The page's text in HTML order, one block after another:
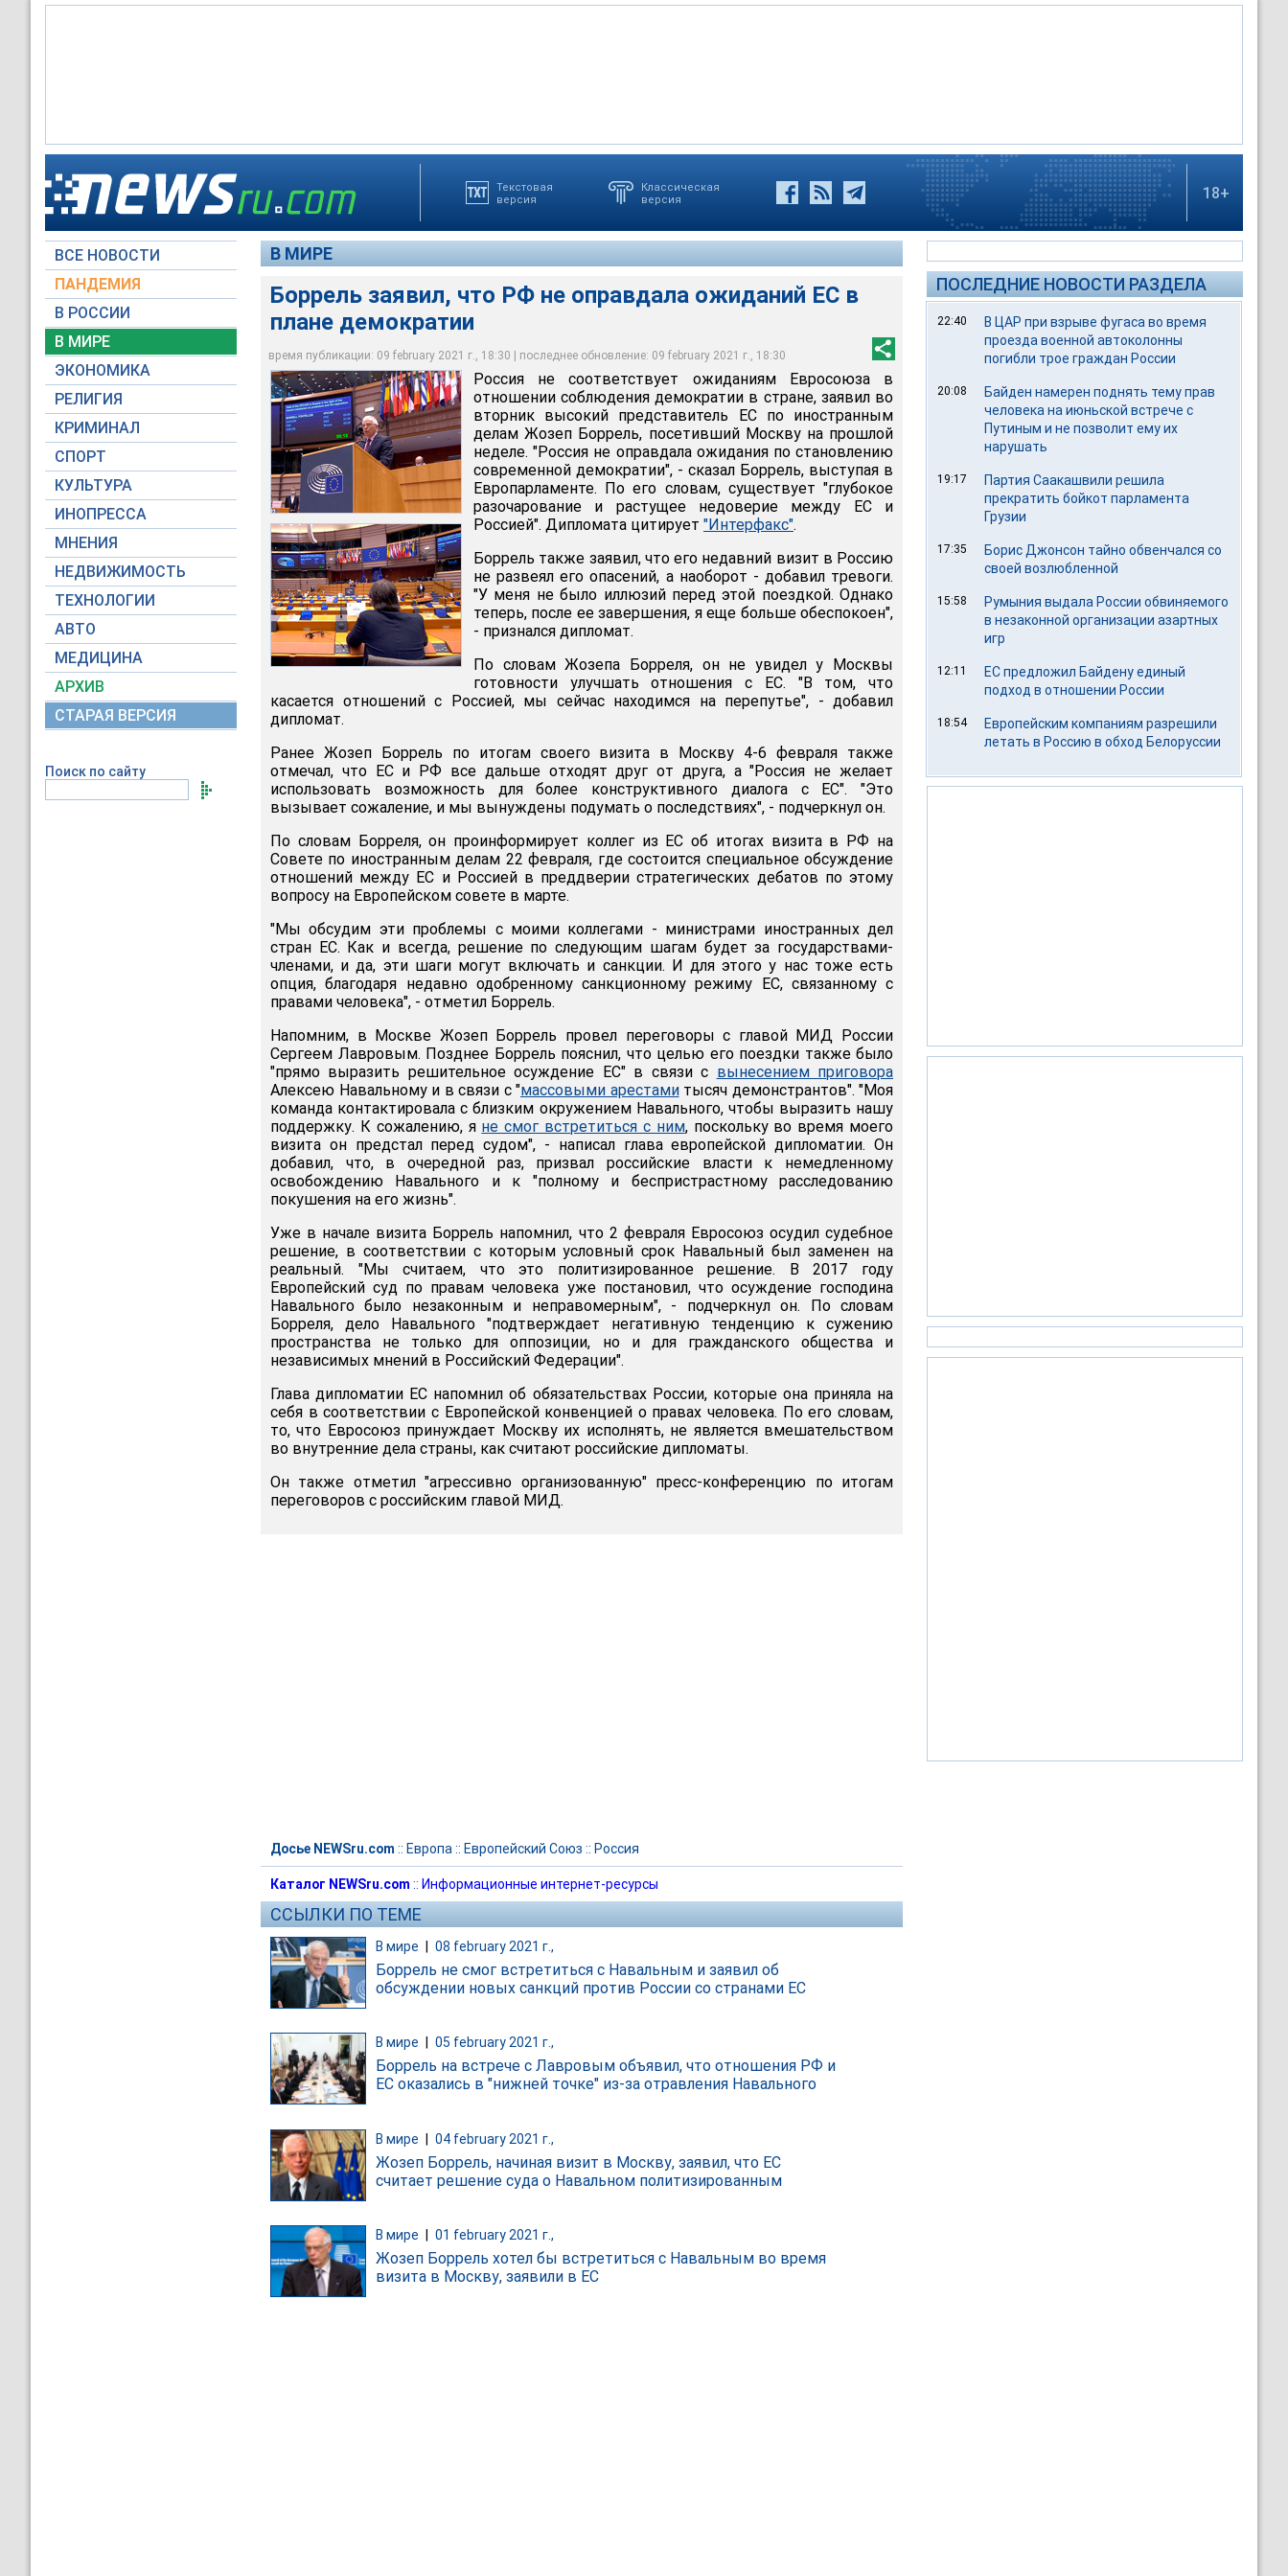
Текстовая
версия
Классическая
версия
18+
ВСЕ НОВОСТИ
ПАНДЕМИЯ
В РОССИИ
В МИРЕ
ЭКОНОМИКА
РЕЛИГИЯ
КРИМИНАЛ
СПОРТ
КУЛЬТУРА
ИНОПРЕССА
МНЕНИЯ
НЕДВИЖИМОСТЬ
ТЕХНОЛОГИИ
АВТО
МЕДИЦИНА
АРХИВ
СТАРАЯ ВЕРСИЯ
Поиск по сайту
В МИРЕ
Боррель заявил, что РФ не оправдала ожиданий ЕС в
плане демократии
время публикации: 09 february 2021 г., 18:30 | последнее обновление: 09 february 2021 г., 18:30
Россия не соответствует ожиданиям Евросоюза в отношении соблюдения
демократии в стране, заявил во вторник высокий представитель ЕС по иностранным
делам Жозеп Боррель
European Parliament
По его словам, существует "глубокое разочарование и растущее недоверие между
ЕС и Россией"
European Parliament
Россия не соответствует ожиданиям Евросоюза в
отношении соблюдения демократии в стране, заявил во
вторник высокий представитель ЕС по иностранным
делам Жозеп Боррель, посетивший Москву на прошлой
неделе. "Россия не оправдала ожидания по становлению
современной демократии", - сказал Боррель, выступая в
Европарламенте. По его словам, существует "глубокое
разочарование и растущее недоверие между ЕС и
Россией". Дипломата цитирует "Интерфакс".
Боррель также заявил, что его недавний визит в Россию
не развеял его опасений, а наоборот - добавил тревоги.
"У меня не было иллюзий перед этой поездкой. Однако
теперь, после ее завершения, я еще больше обеспокоен",
- признался дипломат.
По словам Жозепа Борреля, он не увидел у Москвы
готовности улучшать отношения с ЕС. "В том, что
касается отношений с Россией, мы сейчас находимся на перепутье", - добавил
дипломат.
Ранее Жозеп Боррель по итогам своего визита в Москву 4-6 февраля также
отмечал, что ЕС и РФ все дальше отходят друг от друга, а "Россия не желает
использовать возможность для более конструктивного диалога с ЕС". "Это
вызывает сожаление, и мы вынуждены подумать о последствиях", - подчеркнул он.
По словам Борреля, он проинформирует коллег из ЕС об итогах визита в РФ на
Совете по иностранным делам 22 февраля, где состоится специальное обсуждение
отношений между ЕС и Россией в преддверии стратегических дебатов по этому
вопросу на Европейском совете в марте.
"Мы обсудим эти проблемы с моими коллегами - министрами иностранных дел
стран ЕС. Как и всегда, решение по следующим шагам будет за государствами-
членами, и да, эти шаги могут включать и санкции. И для этого у нас тоже есть
опция, благодаря недавно одобренному санкционному режиму ЕС, связанному с
правами человека", - отметил Боррель.
Напомним, в Москве Жозеп Боррель провел переговоры с главой МИД России
Сергеем Лавровым. Позднее Боррель пояснил, что целью его поездки также было
"прямо выразить решительное осуждение ЕС" в связи с вынесением приговора
Алексею Навальному и в связи с "массовыми арестамитысяч демонстрантов". "Моя
команда контактировала с близким окружением Навального, чтобы выразить нашу
поддержку. К сожалению, я не смог встретиться с ним, поскольку во время моего
визита он предстал перед судом", - написал глава европейской дипломатии. Он
добавил, что, в очередной раз, призвал российские власти к немедленному
освобождению Навального и к "полному и беспристрастному расследованию
покушения на его жизнь".
Уже в начале визита Боррель напомнил, что 2 февраля Евросоюз осудил судебное
решение, в соответствии с которым условный срок Навальный был заменен на
реальный. "Мы считаем, что это политизированное решение. В 2017 году
Европейский суд по правам человека уже постановил, что осуждение господина
Навального было незаконным и неправомерным", - подчеркнул он. По словам
Борреля, дело Навального "подтверждает негативную тенденцию к сужению
пространства не только для оппозиции, но и для гражданского общества и
независимых мнений в Российский Федерации".
Глава дипломатии ЕС напомнил об обязательствах России, которые она приняла на
себя в соответствии с Европейской конвенцией о правах человека. По его словам,
то, что Евросоюз принуждает Москву их исполнять, не является вмешательством
во внутренние дела страны, как считают российские дипломаты.
Он также отметил "агрессивно организованную" пресс-конференцию по итогам
переговоров с российским главой МИД.
Досье NEWSru.com :: Европа :: Европейский Союз :: Россия
Каталог NEWSru.com :: Информационные интернет-ресурсы
ССЫЛКИ ПО ТЕМЕ
В мире 08 february 2021 г.,
Боррель не смог встретиться с Навальным и заявил об
обсуждении новых санкций против России со странами ЕС
В мире 05 february 2021 г.,
Боррель на встрече с Лавровым объявил, что отношения РФ и
ЕС оказались в "нижней точке" из-за отравления Навального
В мире | 04 february 2021 г.,
Жозеп Боррель, начиная визит в Москву, заявил, что ЕС
считает решение суда о Навальном политизированным
В мире 01 february 2021 г.,
Жозеп Боррель хотел бы встретиться с Навальным во время
визита в Москву, заявили в ЕС
ПОСЛЕДНИЕ НОВОСТИ РАЗДЕЛА
22:40
В ЦАР при взрыве фугаса во время
проезда военной автоколонны
погибли трое граждан России
20:08
Байден намерен поднять тему прав
человека на июньской встрече с
Путиным и не позволит ему их
нарушать
19:17
Партия Саакашвили решила
прекратить бойкот парламента
Грузии
17:35
Борис Джонсон тайно обвенчался со
своей возлюбленной
15:58
Румыния выдала России обвиняемого
в незаконной организации азартных
игр
12:11
ЕС предложил Байдену единый
подход в отношении России
18:54
Европейским компаниям разрешили
летать в Россию в обход Белоруссии